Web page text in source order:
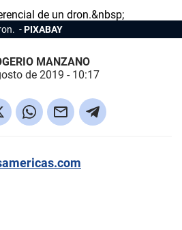
PIXABAY
MANZANO
de 2019 - 10:17